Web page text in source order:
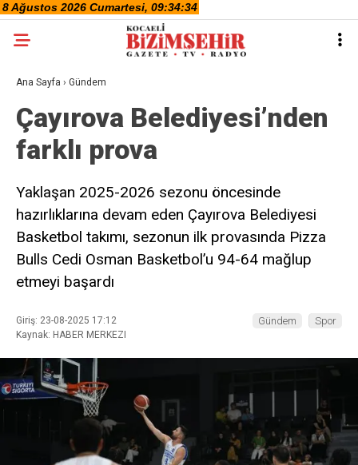
Ana Sayfa › Gündem
Çayırova Belediyesi’nden
farklı prova
Yaklaşan 2025-2026 sezonu öncesinde
hazırlıklarına devam eden Çayırova Belediyesi
Basketbol takımı, sezonun ilk provasında Pizza
Bulls Cedi Osman Basketbol’u 94-64 mağlup
etmeyi başardı
Giriş: 23-08-2025 17:12
Kaynak: HABER MERKEZI
Gündem Spor